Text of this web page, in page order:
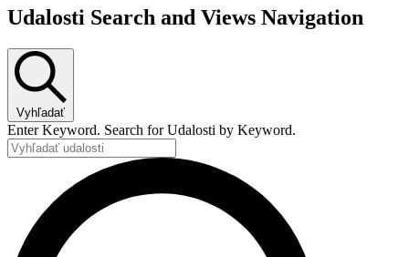
Udalosti Search and Views Navigation
Vyhľadať
Enter Keyword. Search for Udalosti by Keyword.